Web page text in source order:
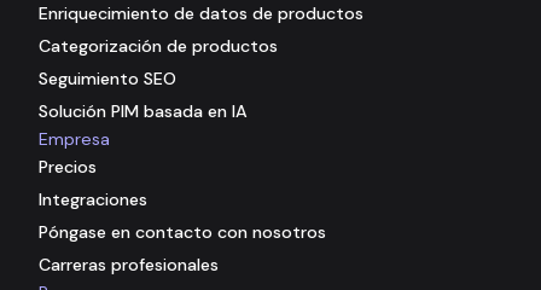
Empresa
Precios
Integraciones
Póngase en contacto con nosotros
Carreras profesionales
Enriquecimiento de datos de productos
Categorización de productos
Seguimiento SEO
Solución PIM basada en IA